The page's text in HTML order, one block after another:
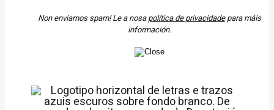
Non enviamos spam! Le a nosapolítica de privacidadepara máis
información.